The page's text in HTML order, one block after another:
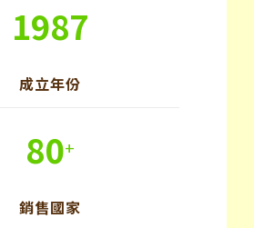
1987
成立年份
80+
銷售國家